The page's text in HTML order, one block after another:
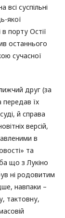
суспільні
якої
порту Остії
останнього
сучасної
друг (за
передав їх
й справа
версій,
в
та
що з Лукіно
ні родовитим
навпаки –
тактовну,